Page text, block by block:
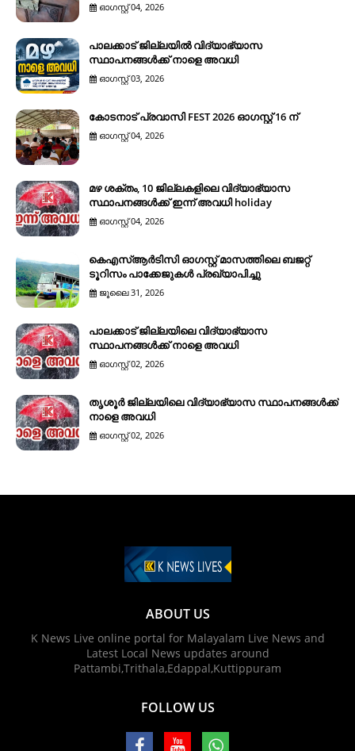
ഓഗസ്റ്റ് 04, 2026
പാലക്കാട് ജില്ലയിൽ വിദ്യാഭ്യാസ
സ്ഥാപനങ്ങൾക്ക് നാളെ അവധി
ഓഗസ്റ്റ് 03, 2026
കോടനാട് പ്രവാസി FEST 2026 ഓഗസ്റ്റ് 16 ന്
ഓഗസ്റ്റ് 04, 2026
മഴ ശക്തം, 10 ജില്ലകളിലെ വിദ്യാഭ്യാസ
സ്ഥാപനങ്ങൾക്ക് ഇന്ന് അവധി holiday
ഓഗസ്റ്റ് 04, 2026
കെഎസ്ആര്‍ടിസി ഓഗസ്റ്റ് മാസത്തിലെ ബജറ്റ്
ടൂറിസം പാക്കേജുകള്‍ പ്രഖ്യാപിച്ചു
ജൂലൈ 31, 2026
പാലക്കാട് ജില്ലയിലെ വിദ്യാഭ്യാസ
സ്ഥാപനങ്ങൾക്ക് നാളെ അവധി
ഓഗസ്റ്റ് 02, 2026
തൃശൂർ ജില്ലയിലെ വിദ്യാഭ്യാസ സ്ഥാപനങ്ങൾക്ക്
നാളെ അവധി
ഓഗസ്റ്റ് 02, 2026
ABOUT US
K News Live online portal for Malayalam Live News and
Latest Local News updates around
Pattambi,Trithala,Edappal,Kuttippuram
FOLLOW US